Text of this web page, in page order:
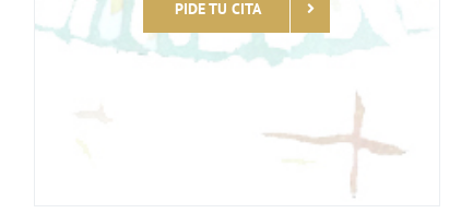
PIDE TU CITA